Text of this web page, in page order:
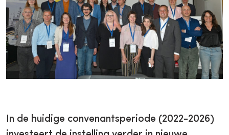
In de huidige convenantsperiode (2022-2026)